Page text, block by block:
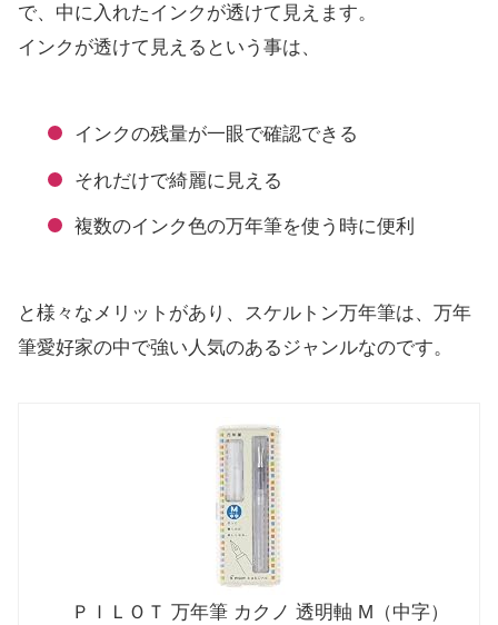
で、中に入れたインクが透けて見えます。
インクが透けて見えるという事は、
インクの残量が一眼で確認できる
それだけで綺麗に見える
複数のインク色の万年筆を使う時に便利
と様々なメリットがあり、スケルトン万年筆は、万年
筆愛好家の中で強い人気のあるジャンルなのです。
ＰＩＬＯＴ 万年筆 カクノ 透明軸 M（中字）